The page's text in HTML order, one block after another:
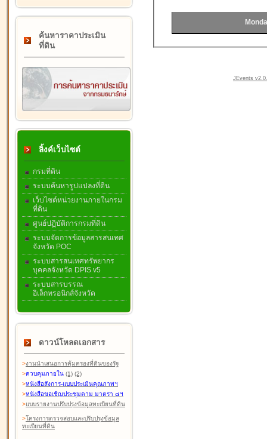
ค้นหาราคาประเมิน
ที่ดิน
ลิ้งค์เว็บไซต์
กรมที่ดิน
ระบบค้นหารูปแปลงที่ดิน
เว็บไซต์หน่วยงานภายในกรม
ที่ดิน
ศูนย์ปฏิบัติการกรมที่ดิน
ระบบจัดการข้อมูลสารสนเทศ
จังหวัด POC
ระบบสารสนเทศทรัพยากร
บุคคลจังหวัด DPIS v5
ระบบสารบรรณ
อิเล็กทรอนิกส์จังหวัด
ดาวน์โหลดเอกสาร
>งานนำเสนอการคุ้มครองที่ดินของรัฐ
>ควบคุมภายใน (1) (2)
>หนังสือสังการ-แบบประเมินคุณภาพฯ
>หนังสือขอเชิญประชุมตาม มาตรา ๘ฯ
>แบบรายงานปรับปรุงข้อมูลทะเบียนที่ดิน
>โครงการตรวจสอบและปรับปรุงข้อมูล
ทะเบียนที่ดิน
JEvents